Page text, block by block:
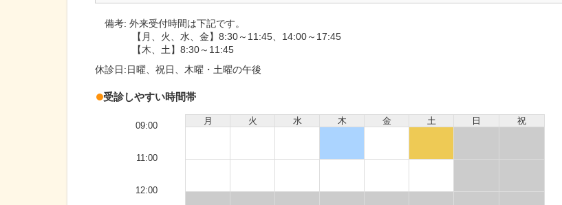
備考:外来受付時間は下記です。
【月、火、水、金】8:30～11:45、14:00～17:45
【木、土】8:30～11:45
休診日:日曜、祝日、木曜・土曜の午後
受診しやすい時間帯
月 火 水 木 金 土 日 祝
09:00
11:00
12:00